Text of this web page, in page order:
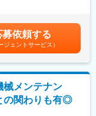
きながら工芸作家
援を行います。
勤可
ラス プライム市場上
術をコア・テクノロ
ます
では、フォトリソグ
に微細な溝を刻み、
り、選考を通じて上下
当を含めた表記です。
募依頼する
ジェントサービス）
械メンテナン
の関わりも有◎